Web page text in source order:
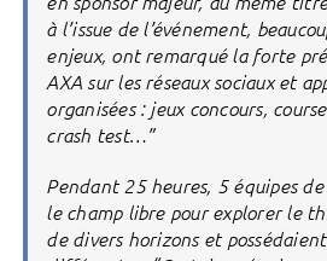
à l’issue de l’événement,
enjeux, ont remarqué la forte
AXA sur les réseaux sociaux et
organisées : jeux concours,
crash test…”
Pendant 25 heures, 5 équipes
le champ libre pour explorer le
de divers horizons et